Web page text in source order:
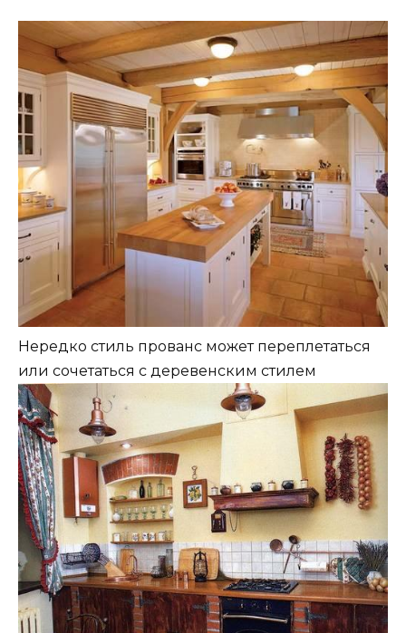
Нередко стиль прованс может переплетаться
или сочетаться с деревенским стилем